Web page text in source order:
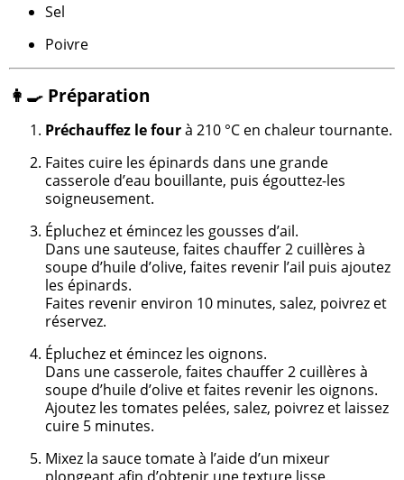
Sel
Poivre
👩‍🍳 Préparation
Préchauffez le fourà 210 °C en chaleur tournante.
Faites cuire les épinards dans une grande
casserole d’eau bouillante, puis égouttez-les
soigneusement.
Épluchez et émincez les gousses d’ail.
Dans une sauteuse, faites chauffer 2 cuillères à
soupe d’huile d’olive, faites revenir l’ail puis ajoutez
les épinards.
Faites revenir environ 10 minutes, salez, poivrez et
réservez.
Épluchez et émincez les oignons.
Dans une casserole, faites chauffer 2 cuillères à
soupe d’huile d’olive et faites revenir les oignons.
Ajoutez les tomates pelées, salez, poivrez et laissez
cuire 5 minutes.
Mixez la sauce tomate à l’aide d’un mixeur